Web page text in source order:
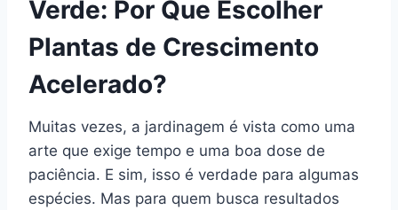
Verde: Por Que Escolher
Plantas de Crescimento
Acelerado?
Muitas vezes, a jardinagem é vista como uma
arte que exige tempo e uma boa dose de
paciência. E sim, isso é verdade para algumas
espécies. Mas para quem busca resultados